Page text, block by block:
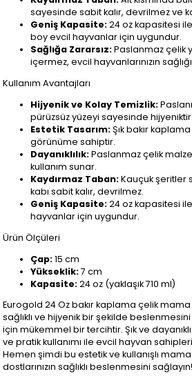
sayesinde sabit kalır, devrilmez ve
Geniş Kapasite:24 oz kapasitesi
boy evcil hayvanlar için uygundur.
Sağlığa Zararsız:Paslanmaz çelik
içermez, evcil hayvanlarınızın
Kullanım Avantajları
Hijyenik ve Kolay Temizlik:
pürüzsüz yüzeyi sayesinde
Estetik Tasarım:Şık bakır
görünüme sahiptir.
Dayanıklılık:Paslanmaz çelik
kullanım sunar.
Kaydırmaz Taban:Kauçuk şeritler
kabı sabit kalır, devrilmez.
Geniş Kapasite:24 oz kapasitesi
hayvanlar için uygundur.
Ürün Ölçüleri
Çap:15 cm
Yükseklik:7 cm
Kapasite:24 oz (yaklaşık 710 ml)
Eurogold 24 Oz bakır kaplama çelik mama
sağlıklı ve hijyenik bir şekilde
için mükemmel bir tercihtir. Şık ve dayanıklı
ve pratik kullanımı ile evcil hayvan
Hemen şimdi bu estetik ve kullanışlı
dostlarınızın sağlıklı beslenmesini sağlayın!